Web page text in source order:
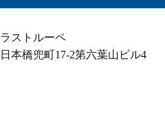
ストルーペ
本橋兜町17-2第六葉山ビル4